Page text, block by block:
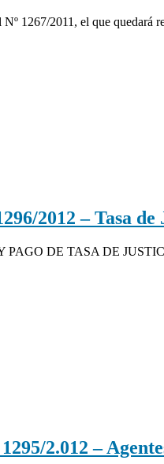
1267/2011, el que
2012 – Tasa de
DE TASA DE
2.012 –